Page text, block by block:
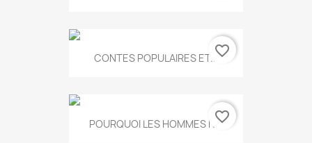
CONTES POPULAIRES ET...favorite_border
POURQUOI LES HOMMES N...favorite_border